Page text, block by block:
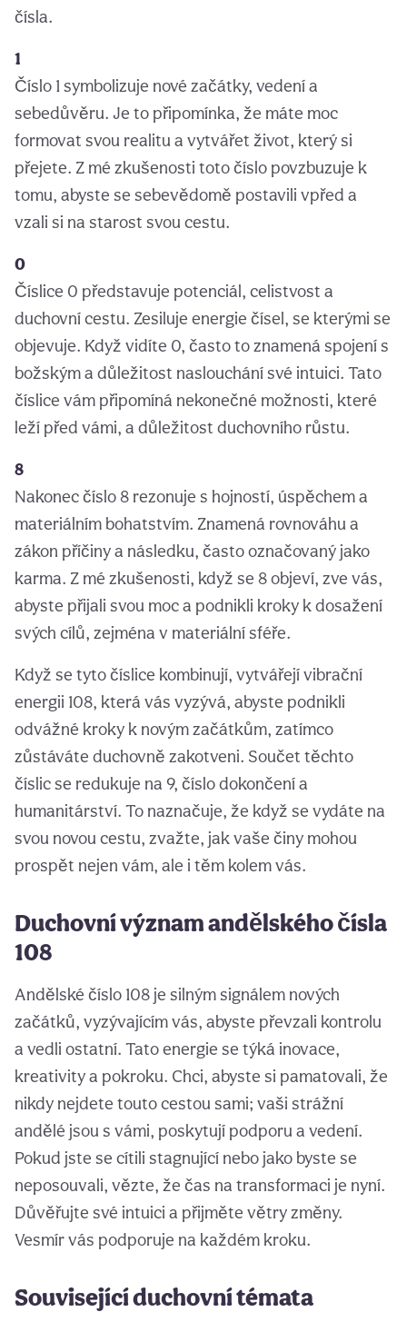
čísla.
1
Číslo 1 symbolizuje nové začátky, vedení a
sebedůvěru. Je to připomínka, že máte moc
formovat svou realitu a vytvářet život, který si
přejete. Z mé zkušenosti toto číslo povzbuzuje k
tomu, abyste se sebevědomě postavili vpřed a
vzali si na starost svou cestu.
0
Číslice 0 představuje potenciál, celistvost a
duchovní cestu. Zesiluje energie čísel, se kterými se
objevuje. Když vidíte 0, často to znamená spojení s
božským a důležitost naslouchání své intuici. Tato
číslice vám připomíná nekonečné možnosti, které
leží před vámi, a důležitost duchovního růstu.
8
Nakonec číslo 8 rezonuje s hojností, úspěchem a
materiálním bohatstvím. Znamená rovnováhu a
zákon příčiny a následku, často označovaný jako
karma. Z mé zkušenosti, když se 8 objeví, zve vás,
abyste přijali svou moc a podnikli kroky k dosažení
svých cílů, zejména v materiální sféře.
Když se tyto číslice kombinují, vytvářejí vibrační
energii 108, která vás vyzývá, abyste podnikli
odvážné kroky k novým začátkům, zatímco
zůstáváte duchovně zakotveni. Součet těchto
číslic se redukuje na 9, číslo dokončení a
humanitárství. To naznačuje, že když se vydáte na
svou novou cestu, zvažte, jak vaše činy mohou
prospět nejen vám, ale i těm kolem vás.
Duchovní význam andělského čísla
108
Andělské číslo 108 je silným signálem nových
začátků, vyzývajícím vás, abyste převzali kontrolu
a vedli ostatní. Tato energie se týká inovace,
kreativity a pokroku. Chci, abyste si pamatovali, že
nikdy nejdete touto cestou sami; vaši strážní
andělé jsou s vámi, poskytují podporu a vedení.
Pokud jste se cítili stagnující nebo jako byste se
neposouvali, vězte, že čas na transformaci je nyní.
Důvěřujte své intuici a přijměte větry změny.
Vesmír vás podporuje na každém kroku.
Související duchovní témata